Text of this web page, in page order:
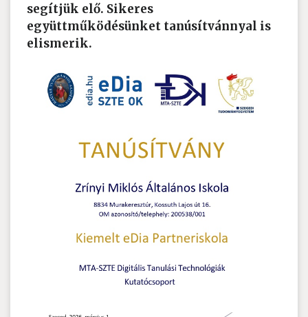
segítjük elő. Sikeres
együttműködésünket tanúsítvánnyal is
elismerik.